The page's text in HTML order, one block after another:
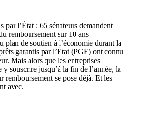
plan de soutien à l’économie durant la
garantis par l’État (PGE) ont connu
Mais alors que les entreprises
y souscrire jusqu’à la fin de l’année, la
remboursement se pose déjà. Et les
avec.